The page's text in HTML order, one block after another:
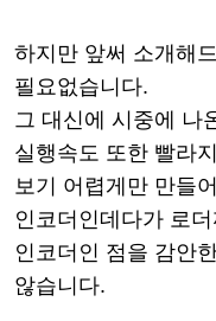
하지만 앞써 소개해
필요없습니다.
그 대신에 시중에 나
실행속도 또한 빨라
보기 어렵게만 만들
인코더인데다가 로
인코더인 점을 감안
않습니다.